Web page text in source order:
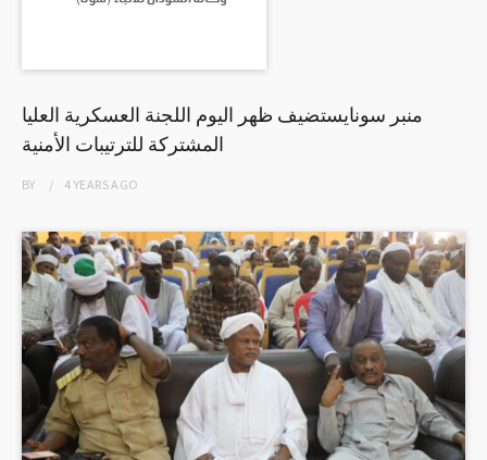
منبر سونايستضيف ظهر اليوم اللجنة العسكرية العليا
المشتركة للترتيبات الأمنية
BY 4 YEARSAGO